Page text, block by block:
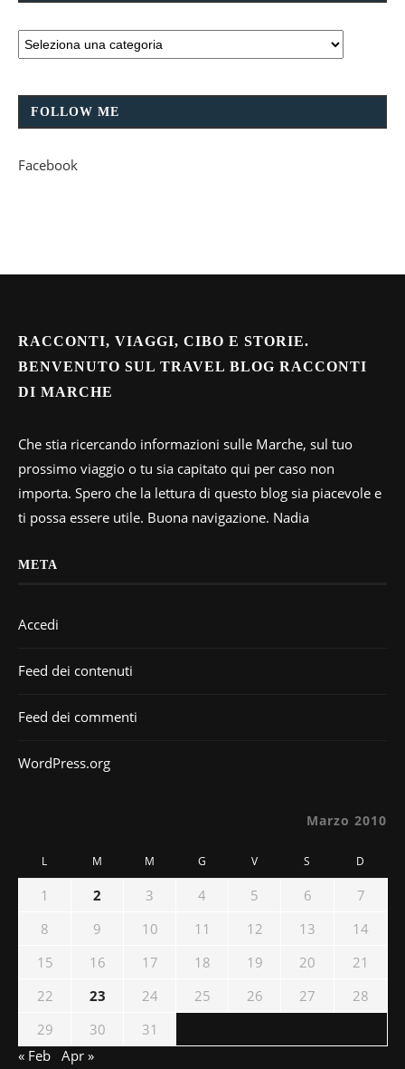
FOLLOW ME
Facebook
RACCONTI, VIAGGI, CIBO E STORIE.
BENVENUTO SUL TRAVEL BLOG RACCONTI
DI MARCHE
Che stia ricercando informazioni sulle Marche, sul tuo
prossimo viaggio o tu sia capitato qui per caso non
importa. Spero che la lettura di questo blog sia piacevole e
ti possa essere utile. Buona navigazione. Nadia
META
Accedi
Feed dei contenuti
Feed dei commenti
WordPress.org
Marzo 2010
L M M G V S D
1 2 3 4 5 6
7
8
9 10 11 12 13
14
15
16 17 18 19 20
21
22
23 24 25 26 27
28
29
30
31
« Feb Apr »